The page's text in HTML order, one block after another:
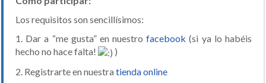
Los requisitos son sencillísimos:
1. Dar a “me gusta” en nuestrofacebook (si ya lo habéis
hecho no hace falta!
)
2. Registrarte en nuestra tienda online